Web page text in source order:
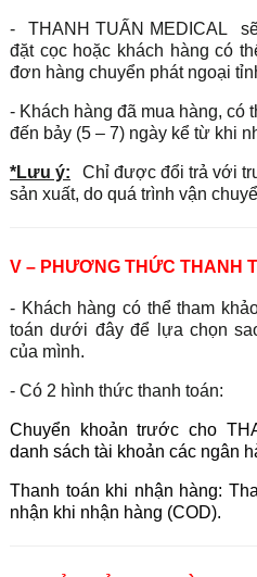
- THANH TUẤN MEDICAL
đặt cọc hoặc khách hàng có
đơn hàng chuyển phát ngoại
- Khách hàng đã mua hàng, có
đến bảy (5 – 7) ngày kể từ khi
*Lưu ý:
Chỉ được đổi trả với
sản xuất, do quá trình vận
V – PHƯƠNG THỨC THANH
- Khách hàng có thể tham
toán dưới đây để lựa chọn
của mình.
- Có 2 hình thức thanh toán:
Chuyển khoản trước cho
danh sách tài khoản các ngân
Thanh toán khi nhận hàng:
nhận khi nhận hàng (COD).